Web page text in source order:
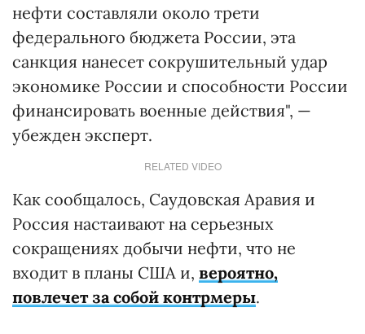
нефти составляли около трети
федерального бюджета России, эта
санкция нанесет сокрушительный удар
экономике России и способности России
финансировать военные действия", —
убежден эксперт.
RELATED VIDEO
Как сообщалось, Саудовская Аравия и
Россия настаивают на серьезных
сокращениях добычи нефти, что не
входит в планы США и, вероятно,
повлечет за собой контрмеры.